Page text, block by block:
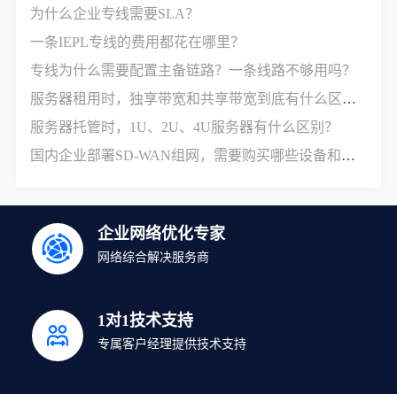
为什么企业专线需要SLA？
一条IEPL专线的费用都花在哪里？
专线为什么需要配置主备链路？一条线路不够用吗？
服务器租用时，独享带宽和共享带宽到底有什么区别？
服务器托管时，1U、2U、4U服务器有什么区别？
国内企业部署SD-WAN组网，需要购买哪些设备和服务？
企业网络优化专家
网络综合解决服务商
1对1技术支持
专属客户经理提供技术支持